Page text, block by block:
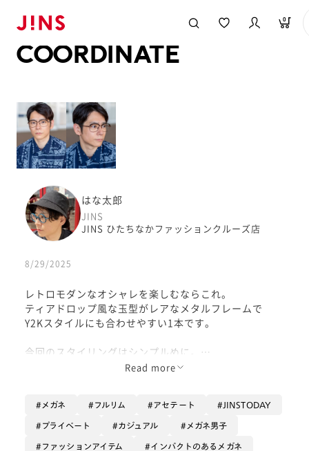
0
COORDINATE
はな太郎
JINS
JINS ひたちなかファッションクルーズ店
8/29/2025
レトロモダンなオシャレを楽しむならこれ。
ティアドロップ風な玉型がレアなメタルフレームで
Y2Kスタイルにも合わせやすい1本です。
今回のスタイリングはシンプルめに。
メガネをメインにおいて楽しむ方向性。
サングラス向きのデザインなので、可視光調光を入れて
作るのも相性抜群。
Read more
メガネ フルリム アセテート JINSTODAY
プライベート カジュアル メガネ男子
ファッションアイテム インパクトのあるメガネ